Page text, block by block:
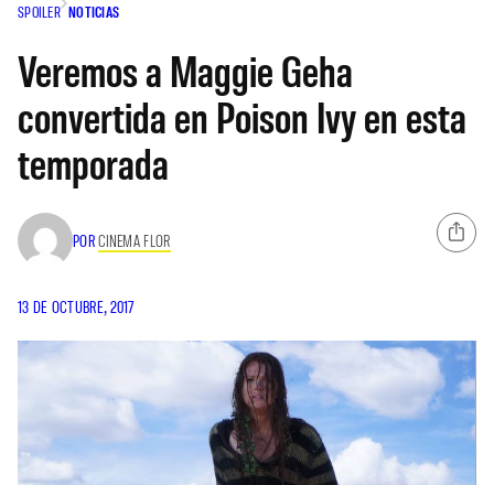
SPOILER NOTICIAS
Veremos a Maggie Geha
convertida en Poison Ivy en esta
temporada
PORCINEMA FLOR
13 DE OCTUBRE, 2017